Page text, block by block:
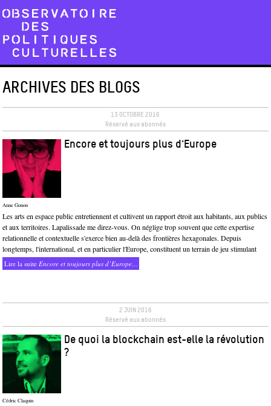
ARCHIVES DES BLOGS
13 OCTOBRE 2016
Réservé aux abonnés
Encore et toujours plus d'Europe
Anne Gonon
Les arts en espace public entretiennent et cultivent un rapport étroit aux habitants, aux publics
et aux territoires. Lapalissade me direz-vous. On néglige trop souvent que cette expertise
relationnelle et contextuelle s'exerce bien au-delà des frontières hexagonales. Depuis
longtemps, l'international, et en particulier l'Europe, constituent un terrain de jeu stimulant
Lire la suiteEncore et toujours plus d’Europe...
2 JUIN 2016
Réservé aux abonnés
De quoi la blockchain est-elle la révolution
?
Cédric Claquin